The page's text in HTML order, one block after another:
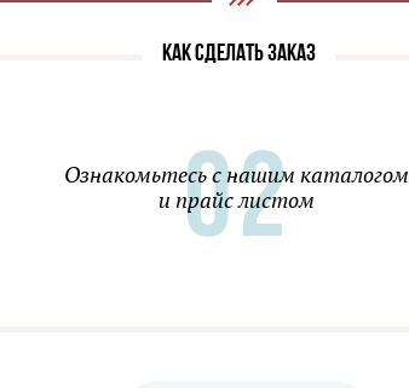
КАК СДЕЛАТЬ ЗАКАЗ
Ознакомьтесь с нашим каталогом
и прайс листом